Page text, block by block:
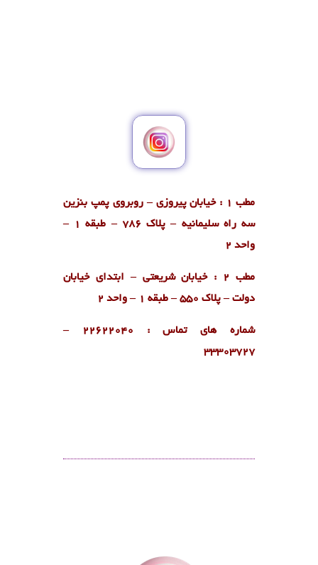
مطب 1 : خیابان پیروزی – روبروی پمپ بنزین
سه راه سلیمانیه – پلاک 786 – طبقه 1 –
واحد 2
مطب 2 : خیابان شریعتی – ابتدای خیابان
دولت – پلاک 550 – طبقه 1 – واحد 2
شماره های تماس : ۲۲۶۲۲۰۴۰ –
۳۳۳۰۳۷۲۷